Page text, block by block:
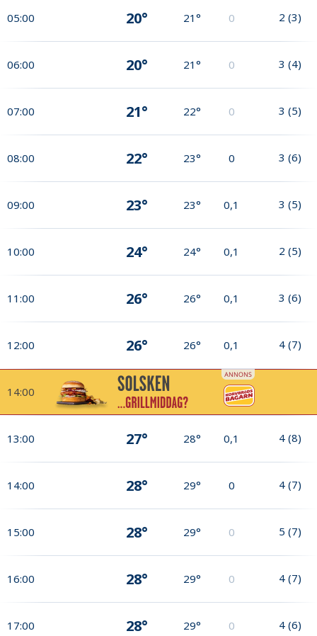
05:00 20° 21° 0 2 (3)
06:00 20° 21° 0 3 (4)
07:00 21° 22° 0 3 (5)
08:00 22° 23° 0 3 (6)
09:00 23° 23° 0,1 3 (5)
10:00 24° 24° 0,1 2 (5)
11:00 26° 26° 0,1 3 (6)
12:00 26° 26° 0,1 4 (7)
14:00
13:00 27° 28° 0,1 4 (8)
14:00 28° 29° 0 4 (7)
15:00 28° 29° 0 5 (7)
16:00 28° 29° 0 4 (7)
17:00 28° 29° 0 4 (6)